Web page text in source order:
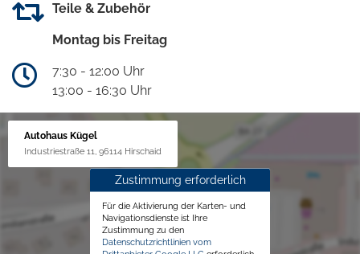
Teile & Zubehör
Montag bis Freitag
7:30 - 12:00 Uhr
13:00 - 16:30 Uhr
Autohaus Kügel
Industriestraße 11, 96114 Hirschaid
Zustimmung erforderlich
Für die Aktivierung der Karten- und
Navigationsdienste ist Ihre
Zustimmung zu den
Datenschutzrichtlinien vom